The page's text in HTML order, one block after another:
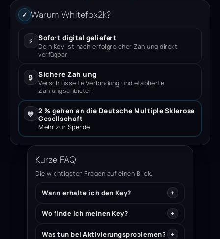
✓ Warum Whitefox2k?
⚡ Sofort digital geliefert
Dein Key ist nach erfolgreicher Zahlung direkt
verfügbar.
🔒 Sichere Zahlung
Verschlüsselte Verbindung und etablierte
Zahlungsanbieter.
💙 2 % gehen an die Deutsche Multiple Sklerose
Gesellschaft
Mehr zur Spende
Kurze FAQ
Die wichtigsten Fragen auf einen Blick.
Wann erhalte ich den Key?
Wo finde ich meinen Key?
Was tun bei Aktivierungsproblemen?